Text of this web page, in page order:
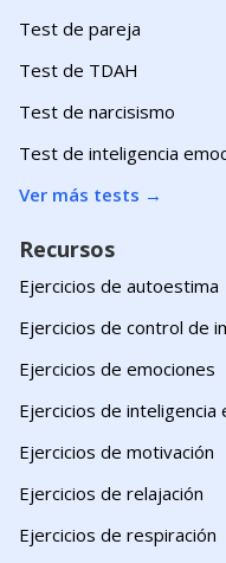
Test de pareja
Test de TDAH
Test de narcisismo
Test de inteligencia
Ver más tests →
Recursos
Ejercicios de autoestima
Ejercicios de control de
Ejercicios de emociones
Ejercicios de inteligencia
Ejercicios de motivación
Ejercicios de relajación
Ejercicios de respiración